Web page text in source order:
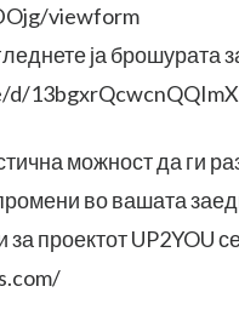
viewform
ја брошурата
можност да ги
во вашата
проектот UP2YOU